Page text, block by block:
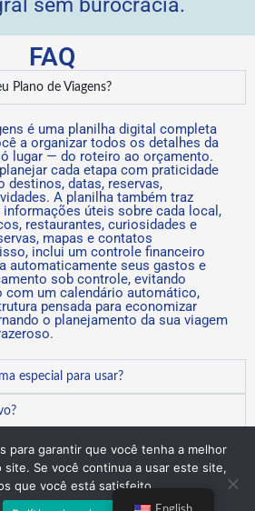
sem burocracia.
FAQ
Plano de Viagens?
é uma planilha digital completa
a organizar todos os detalhes da
lugar — do roteiro ao orçamento.
cada etapa com praticidade
destinos, datas, reservas,
A planilha também traz
úteis sobre cada local,
restaurantes, curiosidades e
mapas e contatos
inclui um controle financeiro
automaticamente seus gastos e
sob controle, evitando
com um calendário automático,
pensada para economizar
o planejamento da sua viagem
especial para usar?
para garantir que você tenha a melhor
site. Se você continua a usar este site,
que você está satisfeito.